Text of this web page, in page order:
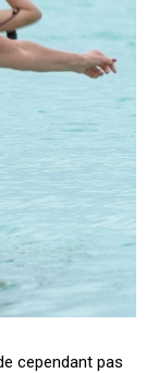
cependant pas